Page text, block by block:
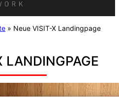
» Neue VISIT-X Landingpage
LANDINGPAGE